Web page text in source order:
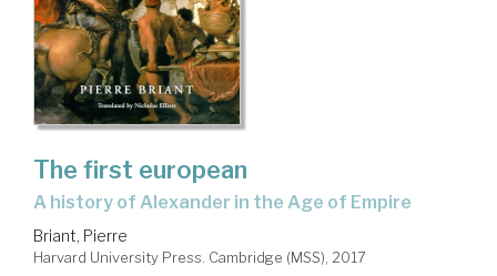
The first european
a history of Alexander in the Age of Empire
Briant, Pierre
Harvard University Press. Cambridge (MSS), 2017